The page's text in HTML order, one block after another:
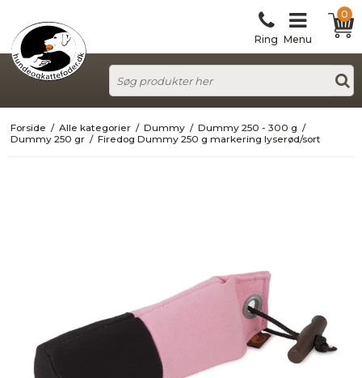
Ring Menu
0
Forside / Alle kategorier / Dummy / Dummy 250 - 300 g /
Dummy 250 gr / Firedog Dummy 250 g markering lyserød/sort